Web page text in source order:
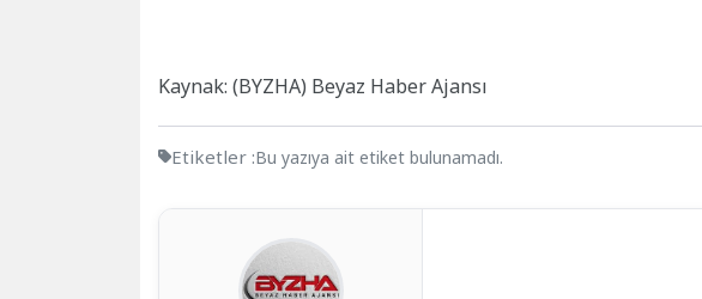
Kaynak: (BYZHA) Beyaz Haber Ajansı
Etiketler :Bu yazıya ait etiket bulunamadı.